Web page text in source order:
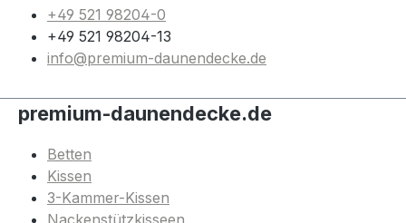
+49 521 98204-0
+49 521 98204-13
info@premium-daunendecke.de
premium-daunendecke.de
Betten
Kissen
3-Kammer-Kissen
Nackenstützkisseen